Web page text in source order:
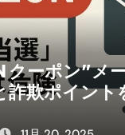
クーポン”メ
詐欺ポイント